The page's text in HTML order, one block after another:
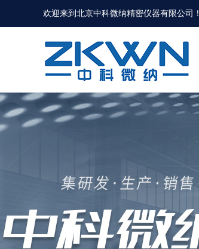
欢迎来到北京中科微纳精密仪器有限公司！